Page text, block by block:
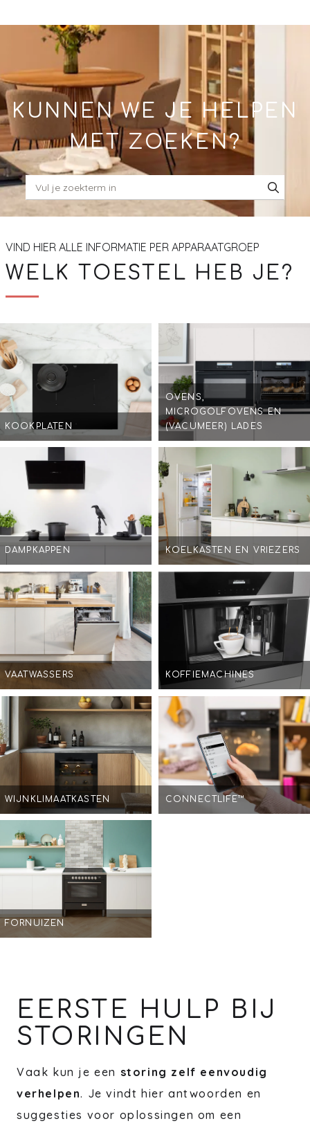
to
KUNNEN WE JE HELPEN
MET ZOEKEN?
VIND HIER ALLE INFORMATIE PER APPARAATGROEP
WELK TOESTEL HEB JE?
KOOKPLATEN
OVENS,
MICROGOLFOVENS EN
(VACUMEER) LADES
DAMPKAPPEN KOELKASTEN EN VRIEZERS
VAATWASSERS KOFFIEMACHINES
WIJNKLIMAATKASTEN CONNECTLIFE™
FORNUIZEN
EERSTE HULP BIJ
STORINGEN
Vaak kun je een storing zelf eenvoudig
verhelpen. Je vindt hier antwoorden en
suggesties voor oplossingen om een